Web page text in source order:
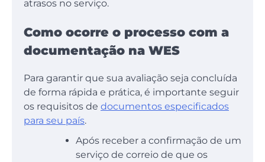
atrasos no serviço.
Como ocorre o processo com a
documentação na WES
Para garantir que sua avaliação seja concluída
de forma rápida e prática, é importante seguir
os requisitos de documentos especificados
para seu país.
Após receber a confirmação de um
serviço de correio de que os